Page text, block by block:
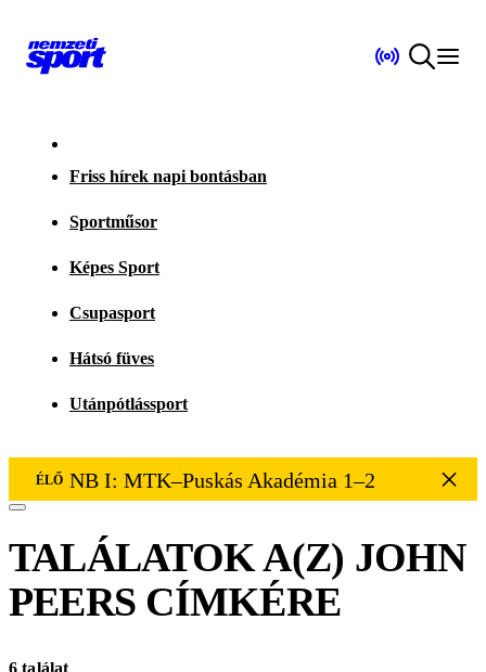
Friss hírek napi bontásban
Sportműsor
Képes Sport
Csupasport
Hátsó füves
Utánpótlássport
ÉLŐ NB I: MTK–Puskás Akadémia 1–2
TALÁLATOK A(Z) JOHN
PEERS CÍMKÉRE
6 találat